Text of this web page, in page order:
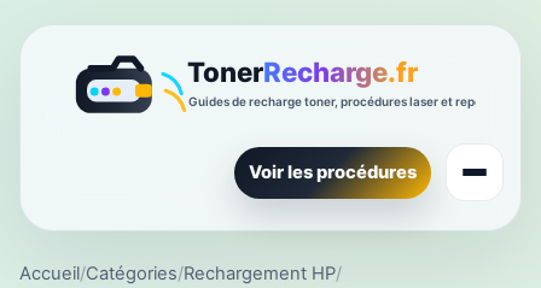
Voir les procédures
Accueil/Catégories/Rechargement HP/